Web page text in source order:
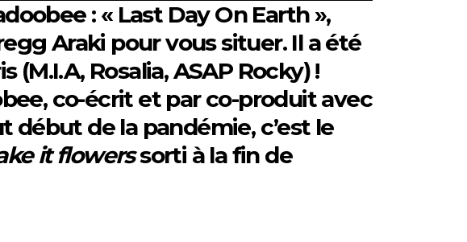
: « Last Day On Earth »,
Araki pour vous situer. Il a été
Rosalia, ASAP Rocky) !
co-écrit et par co-produit avec
début de la pandémie, c’est le
it flowerssorti à la fin de